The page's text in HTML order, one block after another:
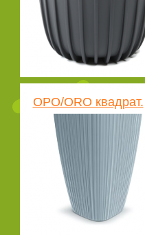
ОРО/ORO квадрат.